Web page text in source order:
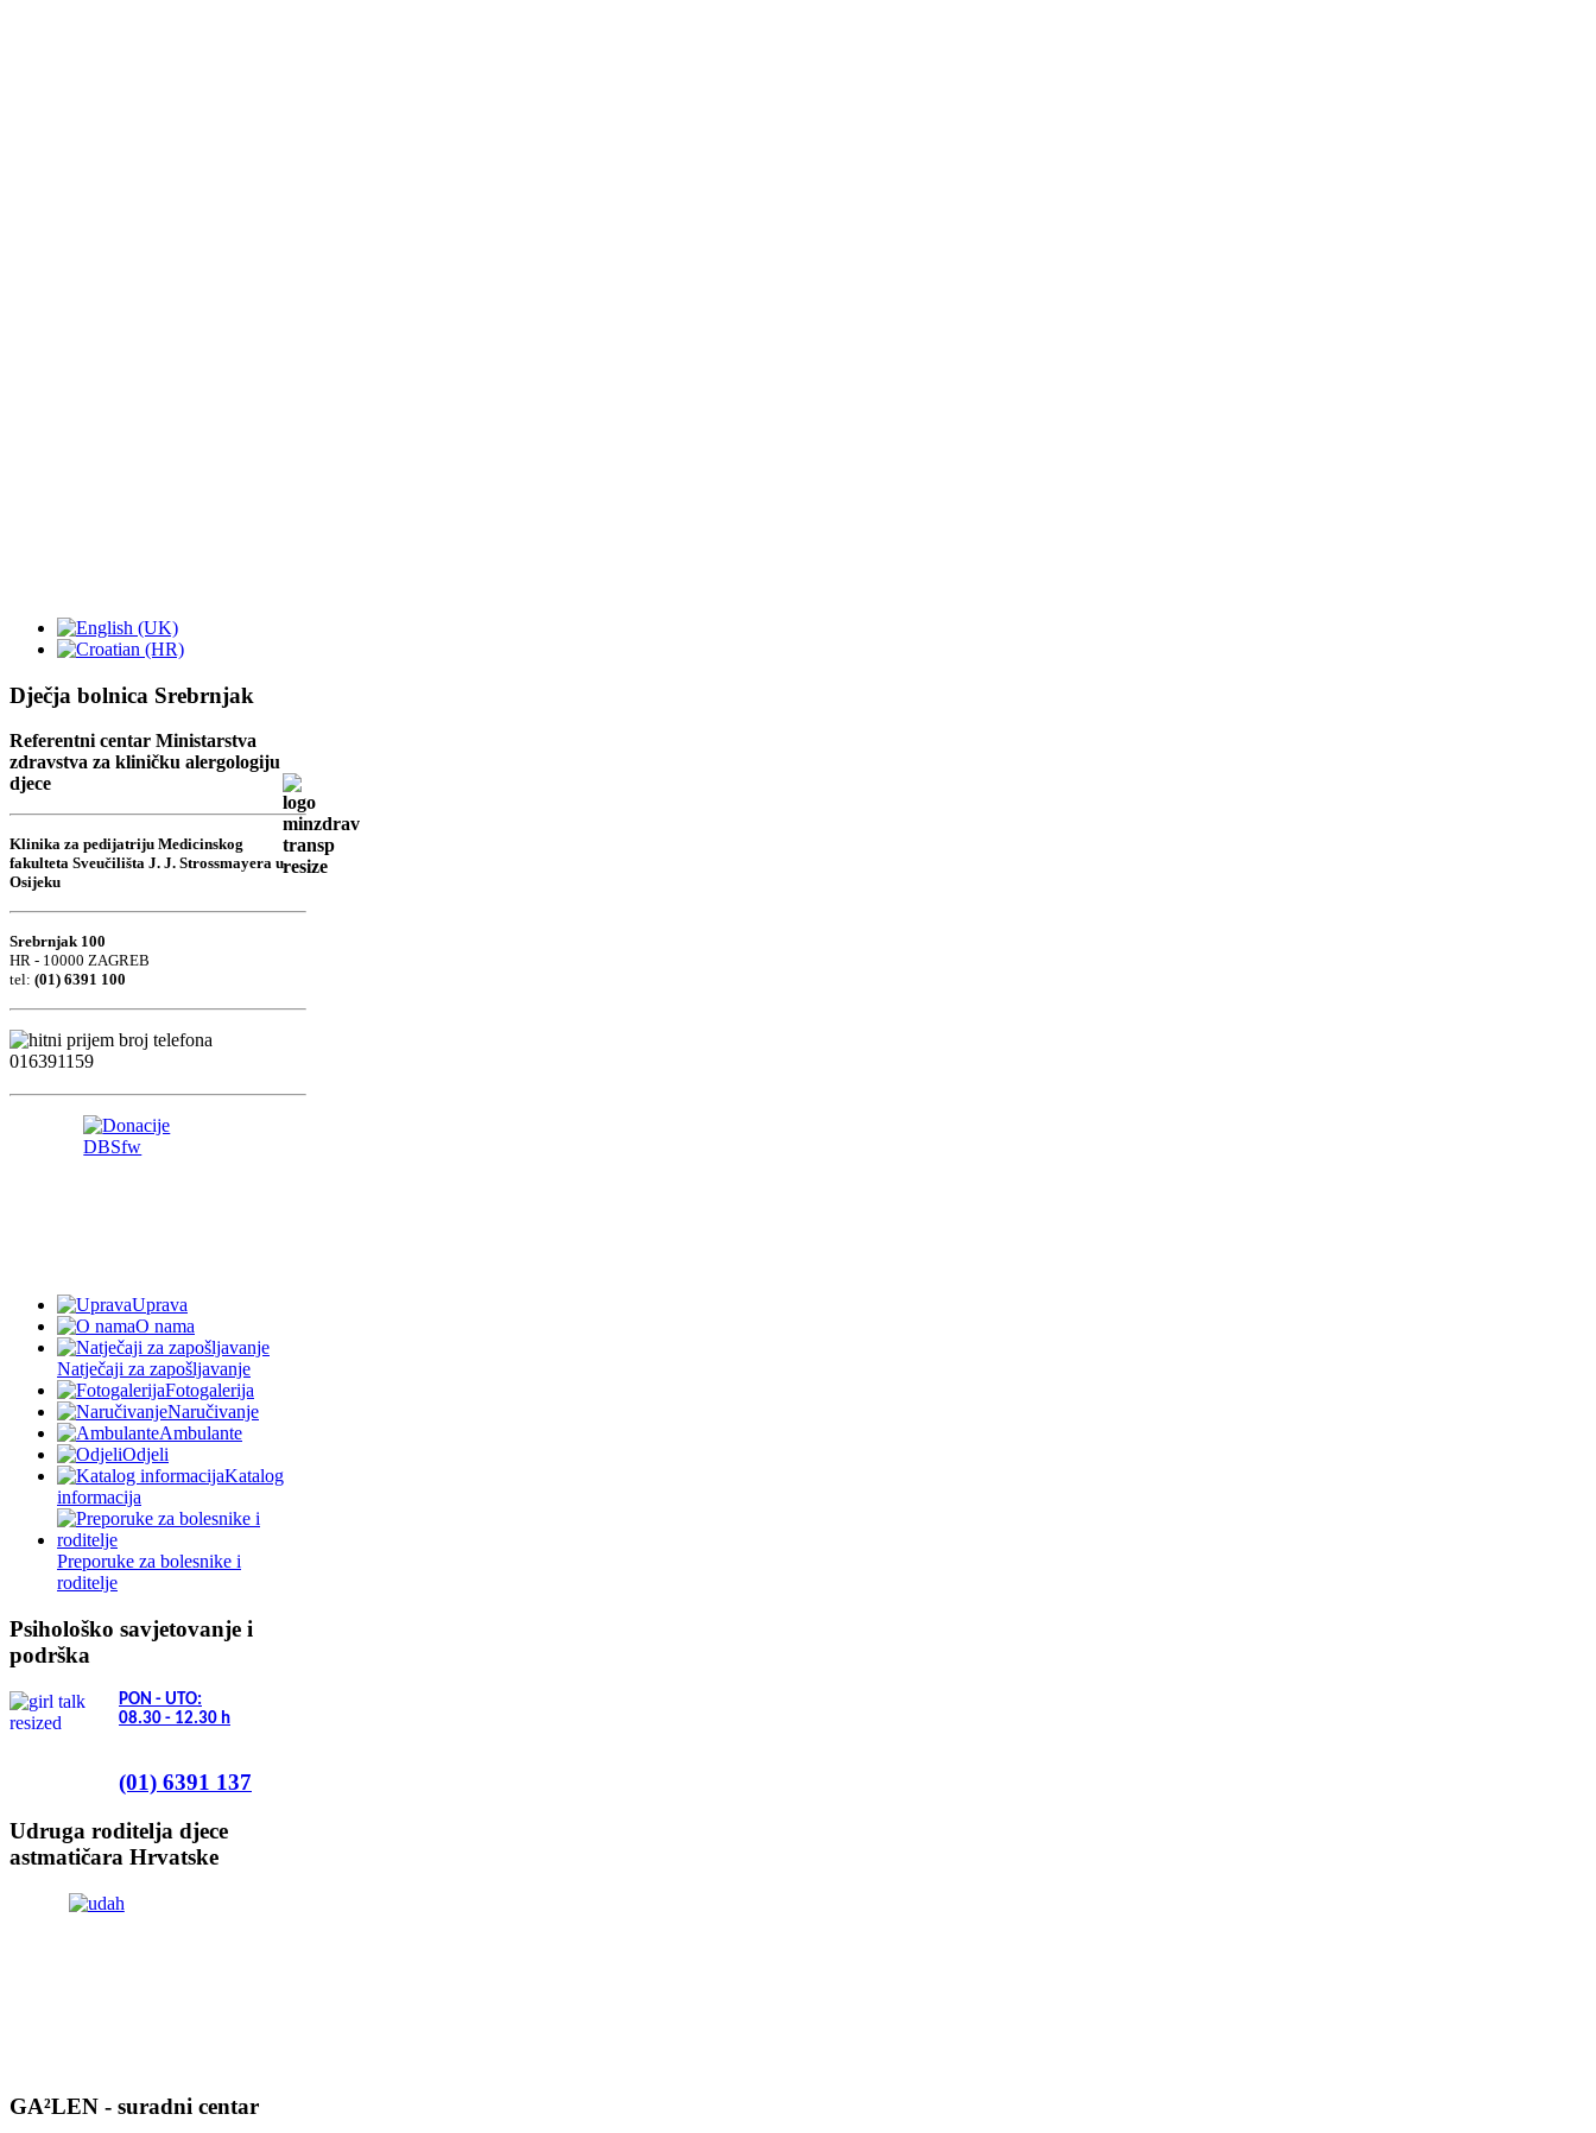
Dječja bolnica Srebrnjak
Referentni centar Ministarstva
zdravstva za kliničku alergologiju
djece
Klinika za pedijatriju Medicinskog
fakulteta Sveučilišta J. J. Strossmayera u
Osijeku
Srebrnjak 100
HR - 10000 ZAGREB
tel: (01) 6391 100
Uprava
O nama
Natječaji za zapošljavanje
Fotogalerija
Naručivanje
Ambulante
Odjeli
Katalog
informacija
Preporuke za bolesnike i
roditelje
Psihološko savjetovanje i
podrška
PON - UTO:
08.30 - 12.30 h
(01) 6391 137
Udruga roditelja djece
astmatičara Hrvatske
GA²LEN - suradni centar